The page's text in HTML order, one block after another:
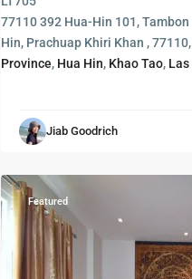
77110 392 Hua-Hin 101,
Hin, Prachuap Khiri Khan , 77110,
Province, Hua Hin, Khao Tao,
Jiab Goodrich
Am
อัม,
Hua
Featured